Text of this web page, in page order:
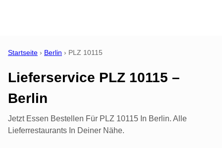
Startseite › Berlin › PLZ 10115
Lieferservice PLZ 10115 –
Berlin
Jetzt Essen Bestellen Für PLZ 10115 In Berlin. Alle
Lieferrestaurants In Deiner Nähe.